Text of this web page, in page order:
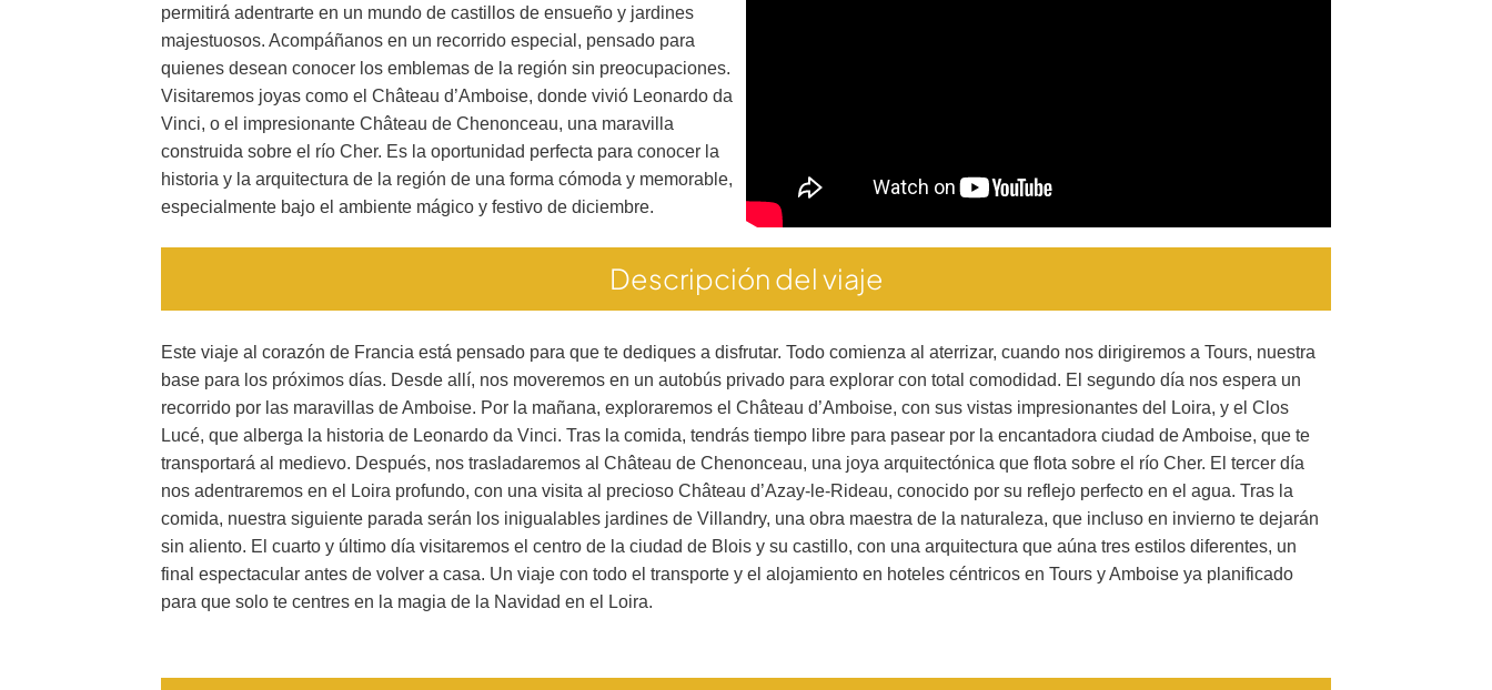
permitirá adentrarte en un mundo de castillos de ensueño y jardines
majestuosos. Acompáñanos en un recorrido especial, pensado para
quienes desean conocer los emblemas de la región sin preocupaciones.
Visitaremos joyas como el Château d’Amboise, donde vivió Leonardo da
Vinci, o el impresionante Château de Chenonceau, una maravilla
construida sobre el río Cher. Es la oportunidad perfecta para conocer la
historia y la arquitectura de la región de una forma cómoda y memorable,
especialmente bajo el ambiente mágico y festivo de diciembre.
Descripción del viaje
Este viaje al corazón de Francia está pensado para que te dediques a disfrutar. Todo comienza al aterrizar, cuando nos dirigiremos a Tours, nuestra
base para los próximos días. Desde allí, nos moveremos en un autobús privado para explorar con total comodidad. El segundo día nos espera un
recorrido por las maravillas de Amboise. Por la mañana, exploraremos el Château d’Amboise, con sus vistas impresionantes del Loira, y el Clos
Lucé, que alberga la historia de Leonardo da Vinci. Tras la comida, tendrás tiempo libre para pasear por la encantadora ciudad de Amboise, que te
transportará al medievo. Después, nos trasladaremos al Château de Chenonceau, una joya arquitectónica que flota sobre el río Cher. El tercer día
nos adentraremos en el Loira profundo, con una visita al precioso Château d’Azay-le-Rideau, conocido por su reflejo perfecto en el agua. Tras la
comida, nuestra siguiente parada serán los inigualables jardines de Villandry, una obra maestra de la naturaleza, que incluso en invierno te dejarán
sin aliento. El cuarto y último día visitaremos el centro de la ciudad de Blois y su castillo, con una arquitectura que aúna tres estilos diferentes, un
final espectacular antes de volver a casa. Un viaje con todo el transporte y el alojamiento en hoteles céntricos en Tours y Amboise ya planificado
para que solo te centres en la magia de la Navidad en el Loira.